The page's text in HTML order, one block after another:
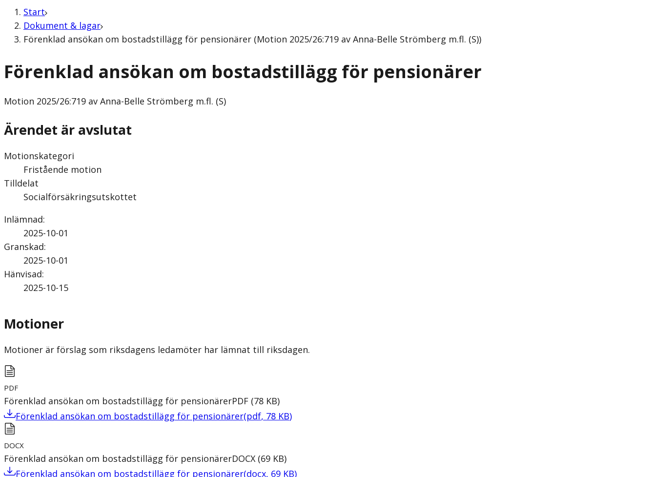
Start
Dokument & lagar
Förenklad ansökan om bostadstillägg för pensionärer (Motion 2025/26:719 av Anna-Belle Strömberg m.fl. (S))
Förenklad ansökan om bostadstillägg för pensionärer
Motion 2025/26:719 av Anna-Belle Strömberg m.fl. (S)
Ärendet är avslutat
Motionskategori
Fristående motion
Tilldelat
Socialförsäkringsutskottet
Inlämnad:
2025-10-01
Granskad:
2025-10-01
Hänvisad:
2025-10-15
Motioner
Motioner är förslag som riksdagens ledamöter har lämnat till riksdagen.
PDF
Förenklad ansökan om bostadstillägg för pensionärerPDF (78 KB)
Förenklad ansökan om bostadstillägg för pensionärer(pdf, 78 KB)
DOCX
Förenklad ansökan om bostadstillägg för pensionärerDOCX (69 KB)
Förenklad ansökan om bostadstillägg för pensionärer(docx, 69 KB)